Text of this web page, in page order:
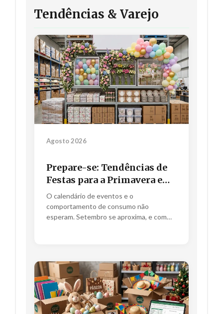
Tendências & Varejo
Agosto 2026
Prepare-se: Tendências de
Festas para a Primavera e
como abastecer seu estoque
antes de setembro!
O calendário de eventos e o
comportamento de consumo não
esperam. Setembro se aproxima, e com